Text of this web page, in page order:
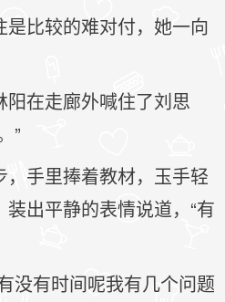
是比较的难对付，她一向
阳在走廊外喊住了刘思
”
，手里捧着教材，玉手轻
出平静的表情说道，“有
没有时间呢我有几个问题